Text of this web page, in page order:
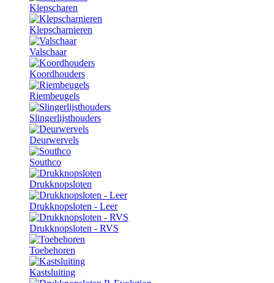
Klepscharen
Klepscharnieren
Valschaar
Koordhouders
Riembeugels
Slingerlijsthouders
Deurwervels
Southco
Drukknopsloten
Drukknopsloten - Leer
Drukknopsloten - RVS
Toebehoren
Kastsluiting